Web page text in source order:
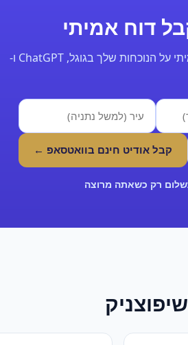
השאר את הפרטים ונחזור אליך תוך 24 שעות עם דוח אמיתי על הנוכחות שלך בגוגל, ChatGPT ו-
קבל אודיט חינם בוואטסאפ ←
שיפוצניק